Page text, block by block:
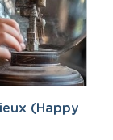
(Happy